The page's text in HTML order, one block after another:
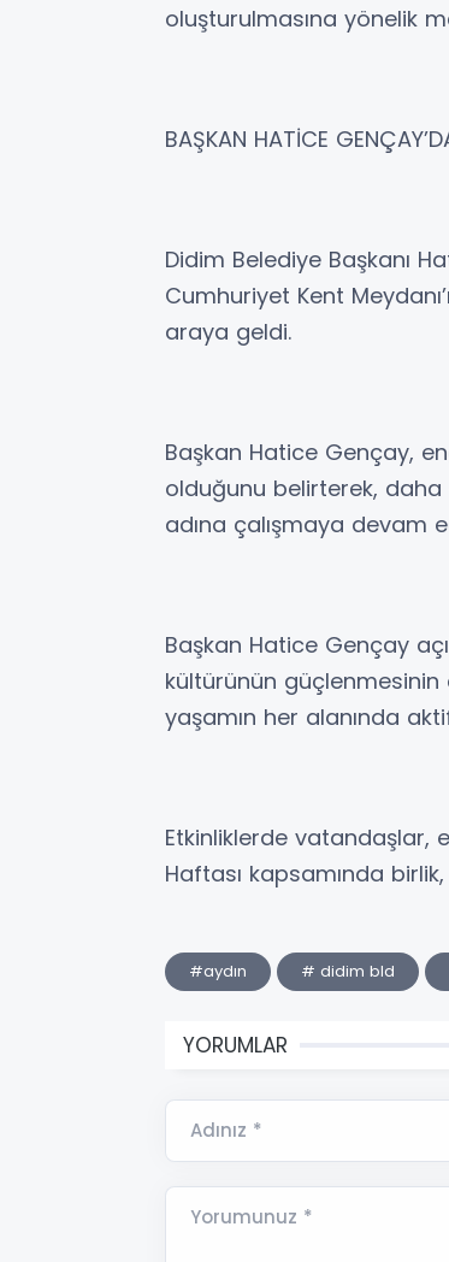
oluşturulmasına yönelik
BAŞKAN HATİCE
Didim Belediye Başkanı
Cumhuriyet Kent
araya geldi.
Başkan Hatice Gençay,
olduğunu belirterek, daha
adına çalışmaya devam
Başkan Hatice Gençay
kültürünün
yaşamın her alanında
Etkinliklerde vatandaşlar,
Haftası kapsamında
#aydın # didim bld
YORUMLAR
Adınız *
Yorumunuz *